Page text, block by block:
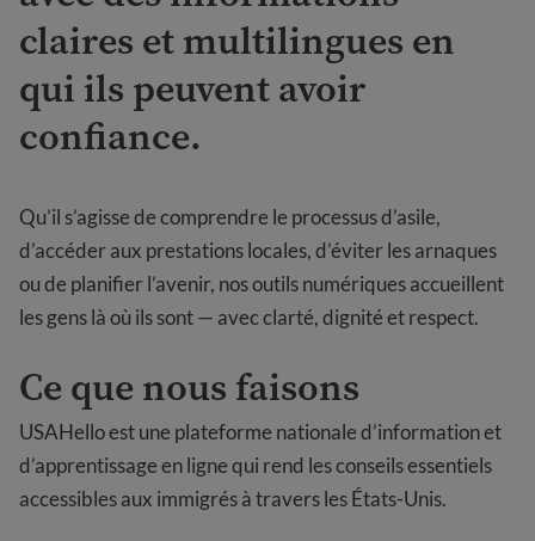
claires et multilingues en
qui ils peuvent avoir
confiance.
Qu’il s’agisse de comprendre le processus d’asile,
d’accéder aux prestations locales, d’éviter les arnaques
ou de planifier l’avenir, nos outils numériques accueillent
les gens là où ils sont — avec clarté, dignité et respect.
Ce que nous faisons
USAHello est une plateforme nationale d’information et
d’apprentissage en ligne qui rend les conseils essentiels
accessibles aux immigrés à travers les États-Unis.